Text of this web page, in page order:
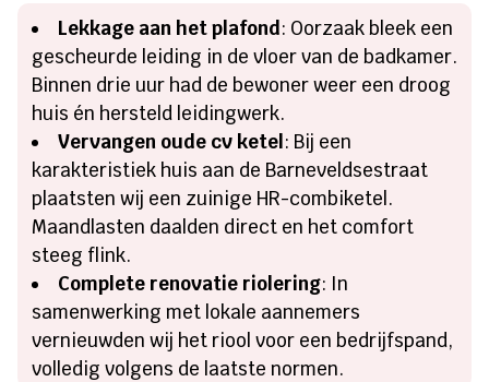
Lekkage aan het plafond: Oorzaak bleek een
gescheurde leiding in de vloer van de badkamer.
Binnen drie uur had de bewoner weer een droog
huis én hersteld leidingwerk.
Vervangen oude cv ketel : Bij een
karakteristiek huis aan de Barneveldsestraat
plaatsten wij een zuinige HR-combiketel.
Maandlasten daalden direct en het comfort
steeg flink.
Complete renovatie riolering: In
samenwerking met lokale aannemers
vernieuwden wij het riool voor een bedrijfspand,
volledig volgens de laatste normen.